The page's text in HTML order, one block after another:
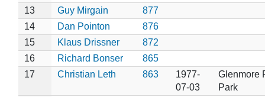
13
Guy Mirgain
877
14
Dan Pointon
876
15
Klaus Drissner
872
16
Richard Bonser
865
17
Christian Leth 863
1977-
07-03
Glenmore
Park